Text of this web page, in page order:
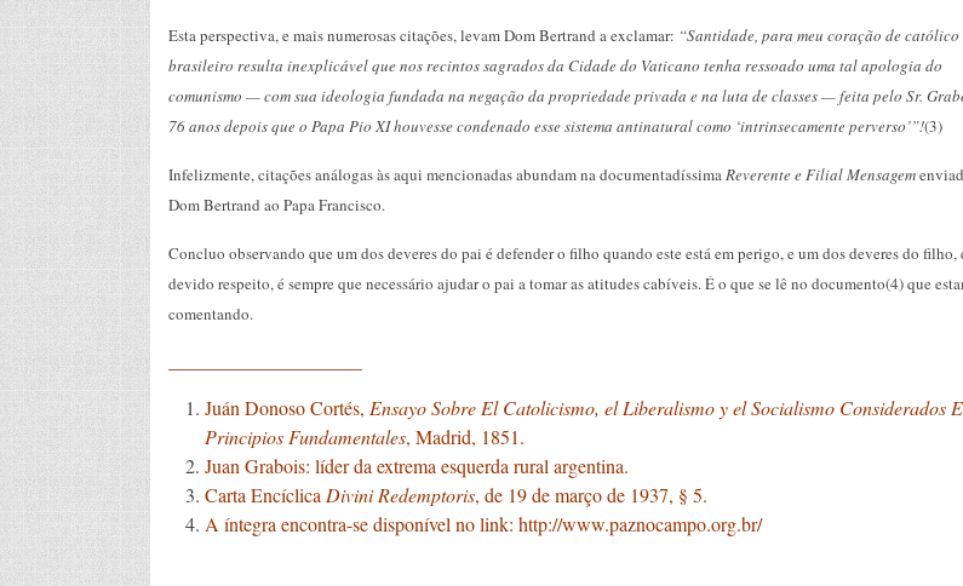
Esta perspectiva, e mais numerosas citações, levam Dom Bertrand a exclamar: “Santidade, para meu coração de católico
brasileiro resulta inexplicável que nos recintos sagrados da Cidade do Vaticano tenha ressoado uma tal apologia do
comunismo — com sua ideologia fundada na negação da propriedade privada e na luta de classes — feita pelo Sr.
76 anos depois que o Papa Pio XI houvesse condenado esse sistema antinatural como ‘intrinsecamente perverso’”!(3)
Infelizmente, citações análogas às aqui mencionadas abundam na documentadíssimaReverente e Filial Mensagem
Dom Bertrand ao Papa Francisco.
Concluo observando que um dos deveres do pai é defender o filho quando este está em perigo, e um dos deveres do filho,
devido respeito, é sempre que necessário ajudar o pai a tomar as atitudes cabíveis. É o que se lê no documento(4) que
comentando.
Juán Donoso Cortés, Ensayo Sobre El Catolicismo, el Liberalismo y el Socialismo Considerados
Principios Fundamentales, Madrid, 1851.
Juan Grabois: líder da extrema esquerda rural argentina.
Carta Encíclica Divini Redemptoris, de 19 de março de 1937, § 5.
A íntegra encontra-se disponível no link: http://www.paznocampo.org.br/